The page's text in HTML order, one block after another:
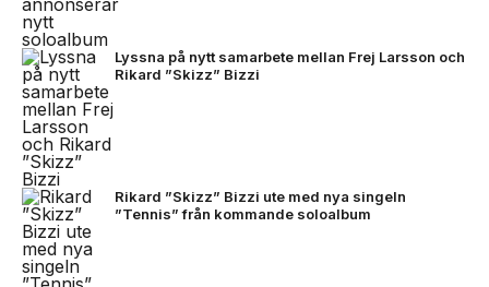
Lyssna på nytt samarbete mellan Frej Larsson och
Rikard ”Skizz” Bizzi
Rikard ”Skizz” Bizzi ute med nya singeln
”Tennis” från kommande soloalbum